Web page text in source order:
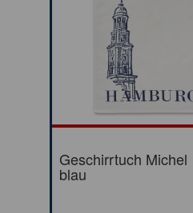
Geschirrtuch Michel
blau